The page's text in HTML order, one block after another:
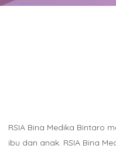
RSIA Bina Medika Bintaro
ibu dan anak. RSIA Bina